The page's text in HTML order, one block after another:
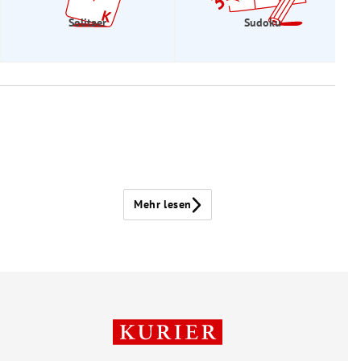
Solitaer Sudoku
Mehr lesen